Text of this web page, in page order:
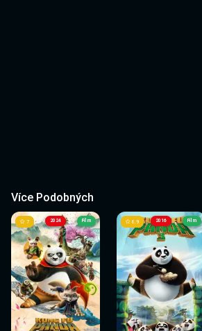
Více Podobných
2024
Sledovat
7 Film
Sledovat
2016
Sledovat
6.9 Film
Sledovat